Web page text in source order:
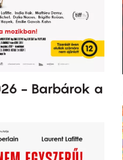
- Barbárok a